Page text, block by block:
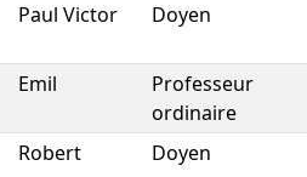
Paul Victor Doyen
Emil
Professeur
ordinaire
Robert Doyen